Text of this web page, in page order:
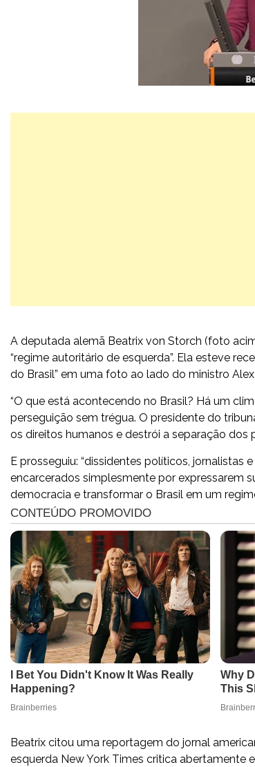
A deputada alemã Beatrix von Storch (foto
“regime autoritário de esquerda”. Ela esteve
do Brasil” em uma foto ao lado do ministro
“O que está acontecendo no Brasil? Há um
perseguição sem trégua. O presidente do
os direitos humanos e destrói a separação dos
E prosseguiu: “dissidentes políticos,
encarcerados simplesmente por expressarem
democracia e transformar o Brasil em um
Beatrix citou uma reportagem do jornal
esquerda New York Times critica abertamente